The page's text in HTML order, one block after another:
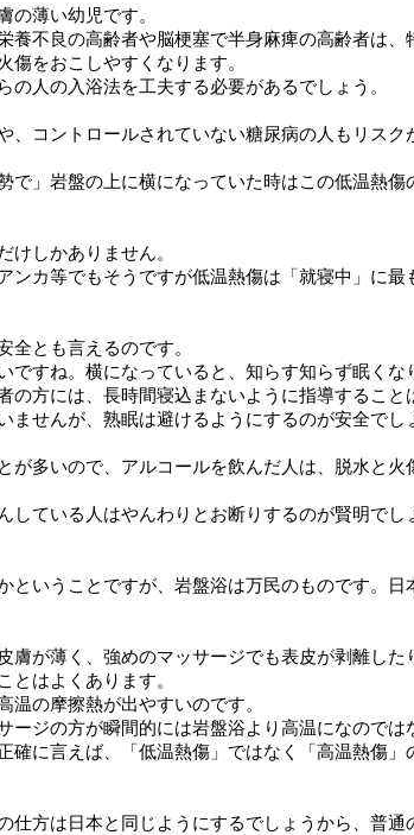
の薄い幼児です。
養不良の高齢者や脳梗塞で半身麻痺の高齢者は、
傷をおこしやすくなります。
人の入浴法を工夫する必要があるでしょう。
、コントロールされていない糖尿病の人もリスク
で」岩盤の上に横になっていた時はこの低温熱傷
けしかありません。
ンカ等でもそうですが低温熱傷は「就寝中」に最
全とも言えるのです。
ですね。横になっていると、知らす知らず眠くな
の方には、長時間寝込まないように指導すること
ませんが、熟眠は避けるようにするのが安全でし
が多いので、アルコールを飲んだ人は、脱水と火
している人はやんわりとお断りするのが賢明でし
ということですが、岩盤浴は万民のものです。日
膚が薄く、強めのマッサージでも表皮が剥離した
とはよくあります。
温の摩擦熱が出やすいのです。
ージの方が瞬間的には岩盤浴より高温になのでは
確に言えば、「低温熱傷」ではなく「高温熱傷」
仕方は日本と同じようにするでしょうから、普通